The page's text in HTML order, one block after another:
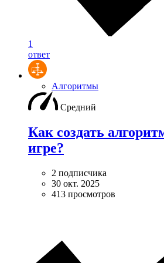
1
ответ
Алгоритмы
Средний
Как создать
игре?
2 подписчика
30 окт. 2025
413 просмотров